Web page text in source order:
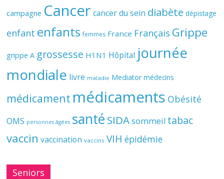
campagne Cancer cancer du sein diabète dépistage
enfant enfants femmes France Français Grippe
grippe A grossesse H1N1 Hôpital journée
mondiale livre maladie Mediator médecins
médicament médicaments Obésité
OMS personnes âgées santé SIDAsommeil tabac
vaccin vaccination vaccins VIH épidémie
Seniors